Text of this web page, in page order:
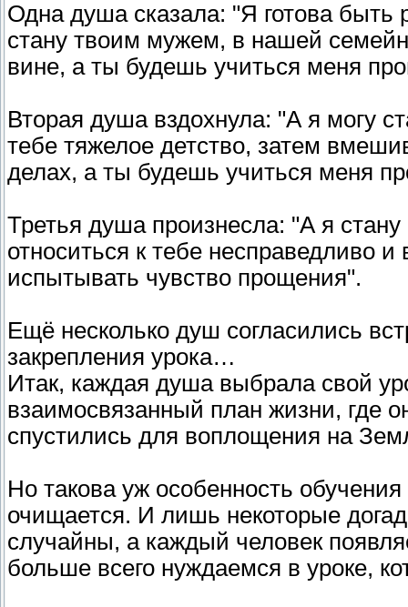
Одна душа сказала: "Я готова
стану твоим мужем, в нашей
вине, а ты будешь учиться меня
Вторая душа вздохнула: "А я могу
тебе тяжелое детство, затем
делах, а ты будешь учиться меня
Третья душа произнесла: "А я
относиться к тебе несправедливо
испытывать чувство прощения".
Ещё несколько душ согласились
закрепления урока…
Итак, каждая душа выбрала свой
взаимосвязанный план жизни, где
спустились для воплощения на
Но такова уж особенность
очищается. И лишь некоторые
случайны, а каждый человек
больше всего нуждаемся в уроке,